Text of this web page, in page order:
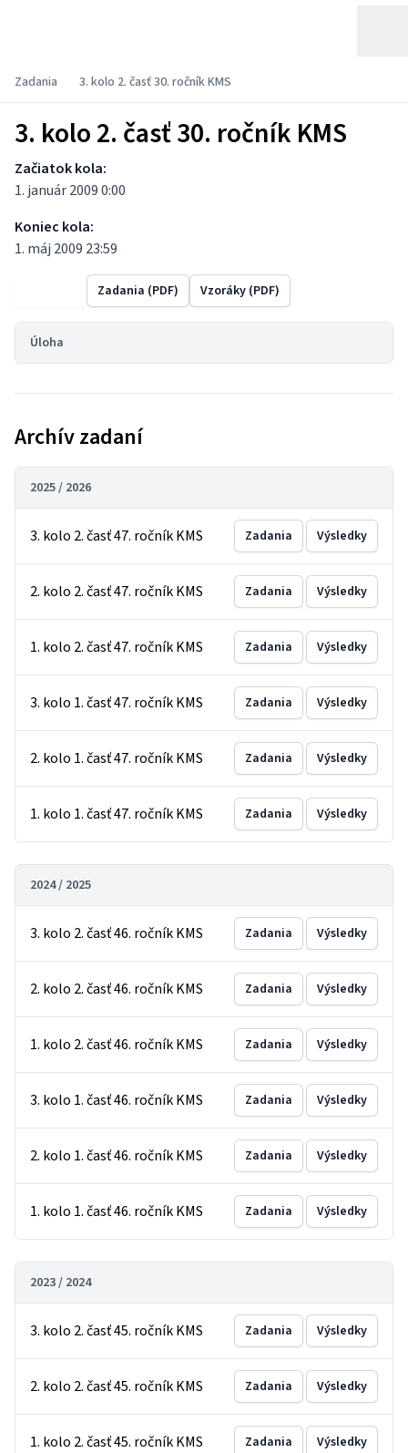
Zadania 3. kolo 2. časť 30. ročník KMS
3. kolo 2. časť 30. ročník KMS
Začiatok kola:
1. január 2009 0:00
Koniec kola:
1. máj 2009 23:59
Zadania (PDF) Vzoráky (PDF)
Úloha
Archív zadaní
2025 / 2026
3. kolo 2. časť 47. ročník KMS Zadania Výsledky
2. kolo 2. časť 47. ročník KMS Zadania Výsledky
1. kolo 2. časť 47. ročník KMS Zadania Výsledky
3. kolo 1. časť 47. ročník KMS Zadania Výsledky
2. kolo 1. časť 47. ročník KMS Zadania Výsledky
1. kolo 1. časť 47. ročník KMS Zadania Výsledky
2024 / 2025
3. kolo 2. časť 46. ročník KMS Zadania Výsledky
2. kolo 2. časť 46. ročník KMS Zadania Výsledky
1. kolo 2. časť 46. ročník KMS Zadania Výsledky
3. kolo 1. časť 46. ročník KMS Zadania Výsledky
2. kolo 1. časť 46. ročník KMS Zadania Výsledky
1. kolo 1. časť 46. ročník KMS Zadania Výsledky
2023 / 2024
3. kolo 2. časť 45. ročník KMS Zadania Výsledky
2. kolo 2. časť 45. ročník KMS Zadania Výsledky
1. kolo 2. časť 45. ročník KMS Zadania Výsledky